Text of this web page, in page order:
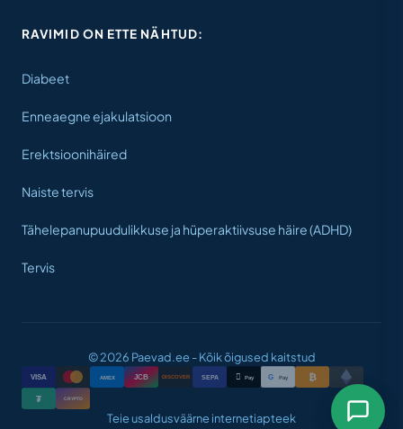
RAVIMID ON ETTE NÄHTUD:
Diabeet
Enneaegne ejakulatsioon
Erektsioonihäired
Naiste tervis
Tähelepanupuudulikkuse ja hüperaktiivsuse häire (ADHD)
Tervis
© 2026 Paevad.ee - Kõik õigused kaitstud
VISA AMEX JCB DISCOVER SEPA  Pay G Pay ₿
₮ CRYPTO
Teie usaldusväärne internetiapteek